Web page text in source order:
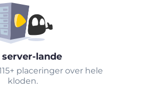
server-lande
placeringer over hele
kloden.